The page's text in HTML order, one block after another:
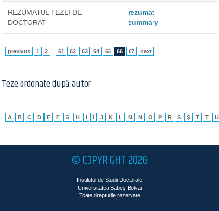
REZUMATUL TEZEI DE
DOCTORAT
rezumat
summary
previous 1 2 61 62 63 64 65 66 67 next
Teze ordonate după autor
A B C D E F G H I Î J K L M N O P R S Ş T Ţ U
© COPYRIGHT 2026
Institutul de Studii Doctorale
Universitatea Babeş-Bolyai
Toate drepturile rezervate